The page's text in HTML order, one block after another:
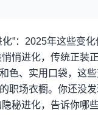
化”：2025年这些变
悄进化，传统正装
色、实用口袋，这
职场衣橱。你还没
秘进化，告诉你哪些